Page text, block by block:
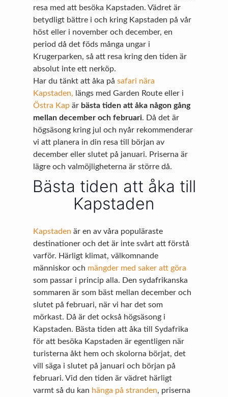
resa med att besöka Kapstaden. Vädret är
betydligt bättre i och kring Kapstaden på vår
höst eller i november och december, en
period då det föds många ungar i
Krugerparken, så att resa kring den tiden är
absolut inte ett nerköp.
Har du tänkt att åka påsafari nära
Kapstaden, längs med Garden Route eller i
Östra Kap är bästa tiden att åka någon gång
mellan december och februari. Då det är
högsäsong kring jul och nyår rekommenderar
vi att planera in din resa till början av
december eller slutet på januari. Priserna är
lägre och valmöjligheterna är större då.
Bästa tiden att åka till
Kapstaden
Kapstaden är en av våra populäraste
destinationer och det är inte svårt att förstå
varför. Härligt klimat, välkomnande
människor och mängder med saker att göra
som passar i princip alla. Den sydafrikanska
sommaren är som bäst mellan december och
slutet på februari, när vi har det som
mörkast. Då är det också högsäsong i
Kapstaden. Bästa tiden att åka till Sydafrika
för att besöka Kapstaden är egentligen när
turisterna åkt hem och skolorna börjat, det
vill säga i slutet på januari och början på
februari. Vid den tiden är vädret härligt
varmt så du kan hänga på stranden, priserna